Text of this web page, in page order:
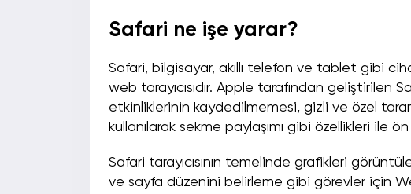
Safari ne işe yarar?
Safari, bilgisayar, akıllı telefon ve tablet gibi
web tarayıcısıdır. Apple tarafından geliştirilen
etkinliklerinin kaydedilmemesi, gizli ve özel
kullanılarak sekme paylaşımı gibi özellikleri ile
Safari tarayıcısının temelinde grafikleri
ve sayfa düzenini belirleme gibi görevler için